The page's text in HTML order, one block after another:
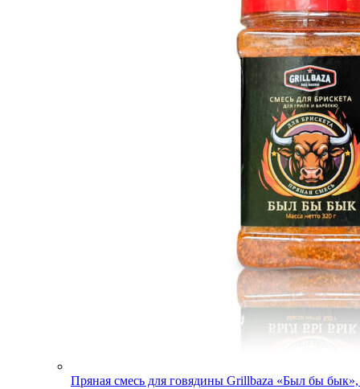
Пряная смесь для говядины Grillbaza «Был бы